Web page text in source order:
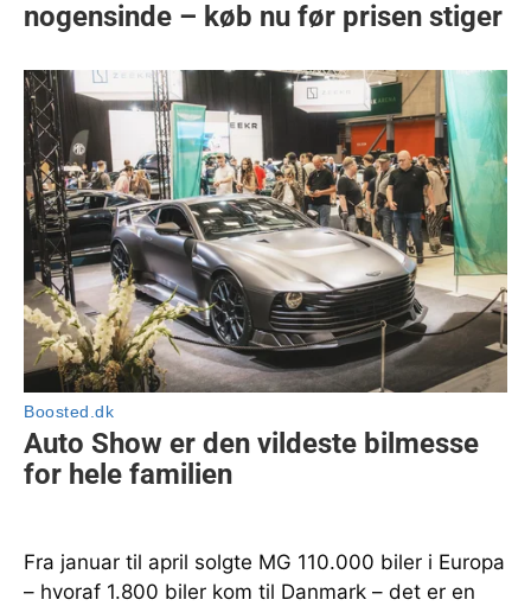
Fra januar til april solgte MG 110.000 biler i Europa
– hvoraf 1.800 biler kom til Danmark – det er en